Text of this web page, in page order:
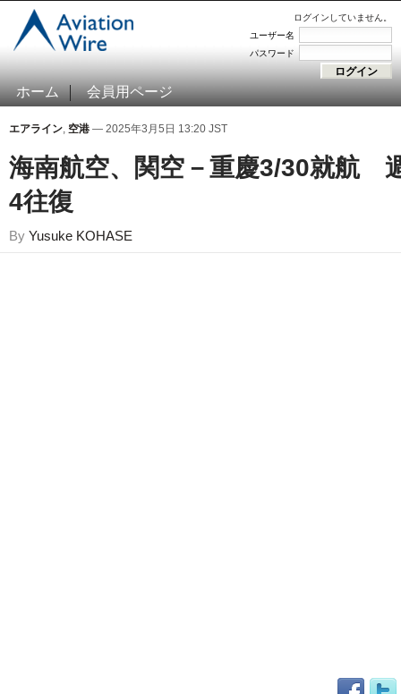
ログインしていません。
ユーザー名
パスワード
ホーム 会員用ページ
エアライン, 空港 — 2025年3月5日 13:20 JST
海南航空、関空－重慶3/30就航
4往復
By Yusuke KOHASE